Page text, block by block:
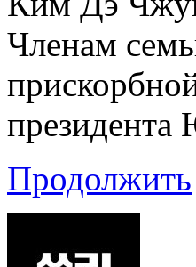
Членам
Продолжить